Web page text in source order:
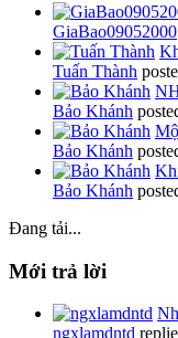
GiaBao09052000
Tuấn Thành
Bảo Khánh
Bảo Khánh
Bảo Khánh
Đang tải...
Mới trả lời
ngxlamdntd